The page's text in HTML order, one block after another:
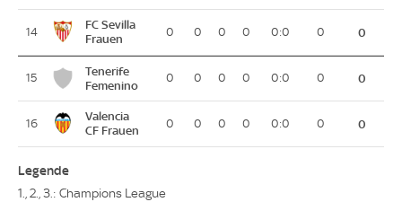
14
FC Sevilla
Frauen
0 0 0 0 0:0 0 0
15
Tenerife
Femenino
0 0 0 0 0:0 0 0
16
Valencia
CF Frauen
0 0 0 0 0:0 0 0
Legende
1., 2., 3.: Champions League